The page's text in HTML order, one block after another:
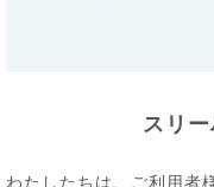
スリ
わたしたちは、ご利用者